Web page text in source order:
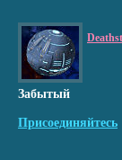
Забытый
Присоединяйтесь